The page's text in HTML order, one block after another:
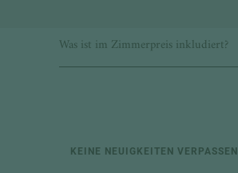
Was ist im Zimmerpreis inkludiert?
KEINE NEUIGKEITEN VERPASSEN